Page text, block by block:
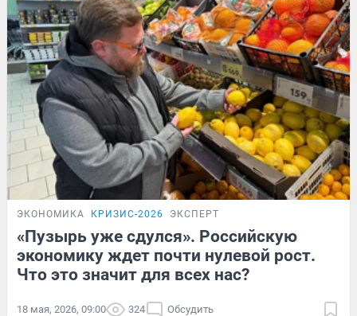
ЭКОНОМИКА КРИЗИС-2026 ЭКСПЕРТ
«Пузырь уже сдулся». Российскую
экономику ждет почти нулевой рост.
Что это значит для всех нас?
18 мая, 2026, 09:00 324 Обсудить